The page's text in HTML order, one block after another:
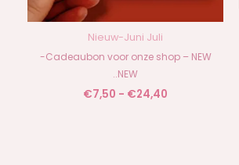
Nieuw-Juni Juli
-Cadeaubon voor onze shop – NEW
..NEW
€7,50 - €24,40